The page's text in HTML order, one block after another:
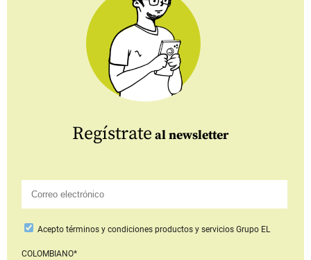
Regístrate al newsletter
Aceptotérminos y condiciones productos y serviciosGrupo EL
COLOMBIANO*